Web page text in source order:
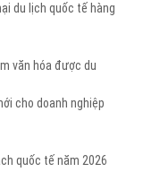
du lịch quốc tế hàng
văn hóa được du
cho doanh nghiệp
quốc tế năm 2026